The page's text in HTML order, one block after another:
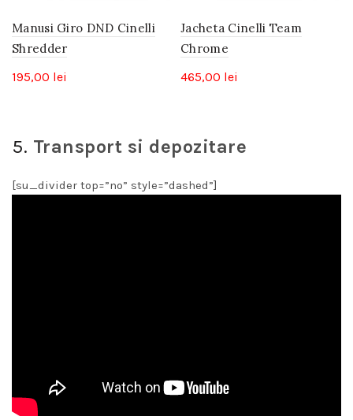
Manusi Giro DND Cinelli
Shredder
195,00 lei
Jacheta Cinelli Team
Chrome
465,00 lei
5. Transport si depozitare
[su_divider top=”no” style=”dashed”]